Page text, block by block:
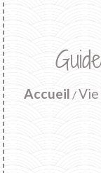
Accueil /